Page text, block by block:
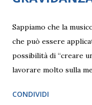
Sappiamo che la
che può essere
possibilità di “creare
lavorare molto sulla
particolare questo
CONDIVIDI